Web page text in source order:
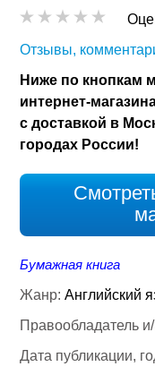
Отзывы,
Ниже по кнопкам
интернет-
с доставкой в
городах России!
Бумажная книга
Жанр:Английский
Правообладатель
Дата публикации,